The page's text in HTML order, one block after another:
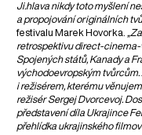
Ji.hlava nikdy toto myšlení
a propojování originálních
festivalu Marek Hovorka.
retrospektivu direct-
Spojených států, Kanady a
východoevropským
i režisérem, kterému
režisér Sergej Dvorcevoj.
představení díla Ukrajince
přehlídka ukrajinského